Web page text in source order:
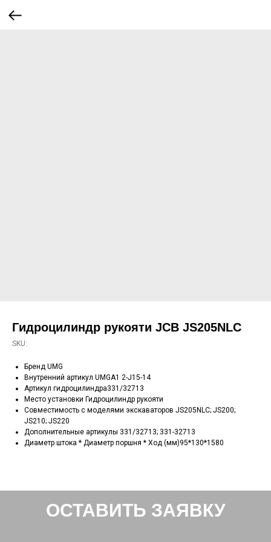
Гидроцилиндр рукояти JCB JS205NLC
SKU:
Бренд UMG
Внутренний артикул UMGA1 2-J15-14
Артикул гидроцилиндра331/32713
Место установки Гидроцилиндр рукояти
Совместимость с моделями экскаваторов JS205NLC; JS200;
JS210; JS220
Дополнительные артикулы 331/32713; 331-32713
Диаметр штока * Диаметр поршня * Ход (мм)95*130*1580
ОСТАВИТЬ ЗАЯВКУ